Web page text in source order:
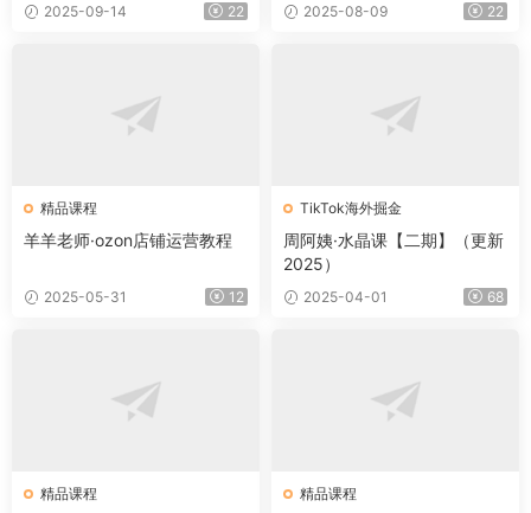
2025-09-14 22 2025-08-09 22
精品课程
羊羊老师·ozon店铺运营教程
2025-05-31 12
TikTok海外掘金
周阿姨·水晶课【二期】（更新
2025）
2025-04-01 68
精品课程 精品课程